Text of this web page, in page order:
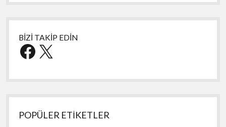
BİZİ TAKİP EDİN
Facebook
X
POPÜLER ETİKETLER